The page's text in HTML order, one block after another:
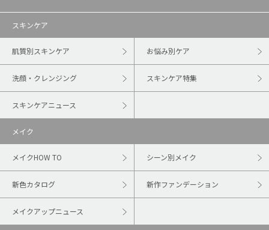
スキンケア
肌質別スキンケア お悩み別ケア
洗顔・クレンジング スキンケア特集
スキンケアニュース
メイク
メイクHOW TO シーン別メイク
新色カタログ 新作ファンデーション
メイクアップニュース